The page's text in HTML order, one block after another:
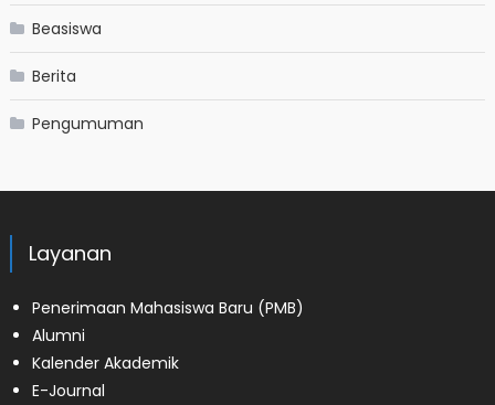
Beasiswa
Berita
Pengumuman
Layanan
Penerimaan Mahasiswa Baru (PMB)
Alumni
Kalender Akademik
E-Journal